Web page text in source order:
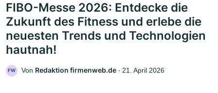
FIBO-Messe 2026: Entdecke die
Zukunft des Fitness und erlebe die
neuesten Trends und Technologien
hautnah!
FW Von Redaktion firmenweb.de ‧ 21. April 2026